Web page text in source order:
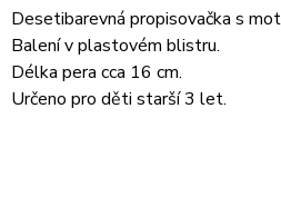
Desetibarevná propisovačka s
Balení v plastovém blistru.
Délka pera cca 16 cm.
Určeno pro děti starší 3 let.